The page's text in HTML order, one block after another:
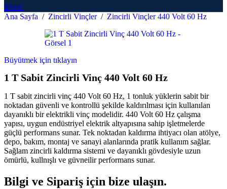
Menü
Ana Sayfa / Zincirli Vinçler / Zincirli Vinçler 440 Volt 60 Hz
Büyütmek için tıklayın
1 T Sabit Zincirli Vinç 440 Volt 60 Hz
1 T sabit zincirli vinç 440 Volt 60 Hz, 1 tonluk yüklerin sabit bir
noktadan güvenli ve kontrollü şekilde kaldırılması için kullanılan
dayanıklı bir elektrikli vinç modelidir. 440 Volt 60 Hz çalışma
yapısı, uygun endüstriyel elektrik altyapısına sahip işletmelerde
güçlü performans sunar. Tek noktadan kaldırma ihtiyacı olan atölye,
depo, bakım, montaj ve sanayi alanlarında pratik kullanım sağlar.
Sağlam zincirli kaldırma sistemi ve dayanıklı gövdesiyle uzun
ömürlü, kullnışlı ve güvneilir performans sunar.
Bilgi ve Sipariş için bize ulaşın.